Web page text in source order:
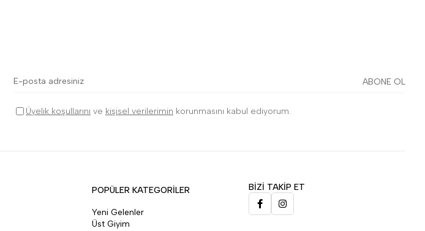
ABONE OL
Üyelik koşullarını ve kişisel verilerimin korunmasını kabul ediyorum.
POPÜLER KATEGORİLER
Yeni Gelenler
Üst Giyim
BİZİ TAKİP ET